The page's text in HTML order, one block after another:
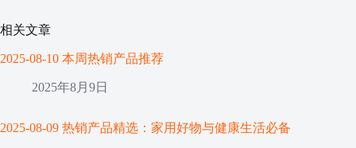
相关文章
2025-08-10 本周热销产品推荐
2025年8月9日
2025-08-09 热销产品精选：家用好物与健康生活必备